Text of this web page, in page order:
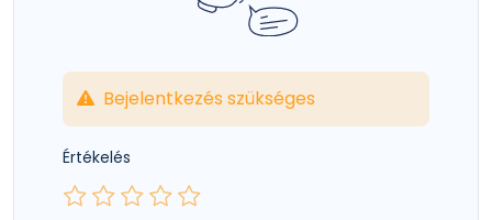
Bejelentkezés szükséges
Értékelés